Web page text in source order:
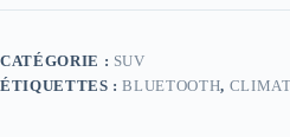
CATÉGORIE : SUV
ÉTIQUETTES :BLUETOOTH,